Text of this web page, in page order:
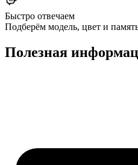
Быстро отвечаем
Подберём модель, цвет и
Полезная